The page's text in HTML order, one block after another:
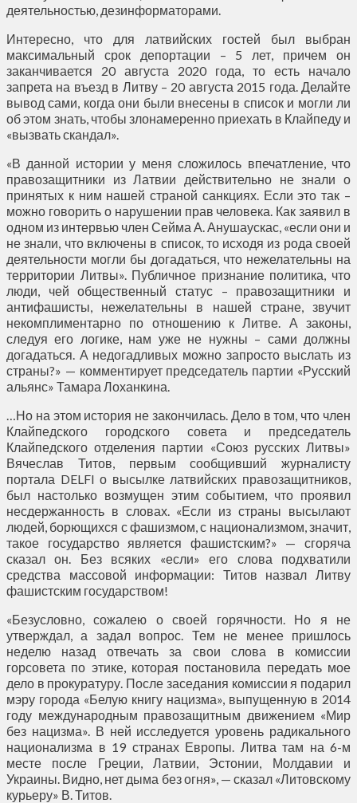
деятельностью, дезинформаторами.
Интересно, что для латвийских гостей был выбран
максимальный срок депортации – 5 лет, причем он
заканчивается 20 августа 2020 года, то есть начало
запрета на въезд в Литву – 20 августа 2015 года. Делайте
вывод сами, когда они были внесены в список и могли ли
об этом знать, чтобы злонамеренно приехать в Клайпеду и
«вызвать скандал».
«В данной истории у меня сложилось впечатление, что
правозащитники из Латвии действительно не знали о
принятых к ним нашей страной санкциях. Если это так –
можно говорить о нарушении прав человека. Как заявил в
одном из интервью член Сейма А. Анушаускас, «если они и
не знали, что включены в список, то исходя из рода своей
деятельности могли бы догадаться, что нежелательны на
территории Литвы». Публичное признание политика, что
люди, чей общественный статус – правозащитники и
антифашисты, нежелательны в нашей стране, звучит
некомплиментарно по отношению к Литве. А законы,
следуя его логике, нам уже не нужны – сами должны
догадаться. А недогадливых можно запросто выслать из
страны?» — комментирует председатель партии «Русский
альянс» Тамара Лоханкина.
…Но на этом история не закончилась. Дело в том, что член
Клайпедского городского совета и председатель
Клайпедского отделения партии «Союз русских Литвы»
Вячеслав Титов, первым сообщивший журналисту
портала DELFI о высылке латвийских правозащитников,
был настолько возмущен этим событием, что проявил
несдержанность в словах. «Если из страны высылают
людей, борющихся с фашизмом, с национализмом, значит,
такое государство является фашистским?» — сгоряча
сказал он. Без всяких «если» его слова подхватили
средства массовой информации: Титов назвал Литву
фашистским государством!
«Безусловно, сожалею о своей горячности. Но я не
утверждал, а задал вопрос. Тем не менее пришлось
неделю назад отвечать за свои слова в комиссии
горсовета по этике, которая постановила передать мое
дело в прокуратуру. После заседания комиссии я подарил
мэру города «Белую книгу нацизма», выпущенную в 2014
году международным правозащитным движением «Мир
без нацизма». В ней исследуется уровень радикального
национализма в 19 странах Европы. Литва там на 6-м
месте после Греции, Латвии, Эстонии, Молдавии и
Украины. Видно, нет дыма без огня», — сказал «Литовскому
курьеру» В. Титов.